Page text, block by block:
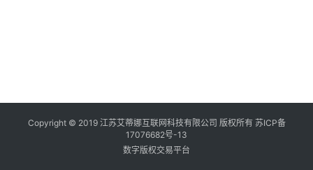
Copyright © 2019 江苏艾蒂娜互联网科技有限公司 版权所有 苏ICP备
17076682号-13
数字版权交易平台